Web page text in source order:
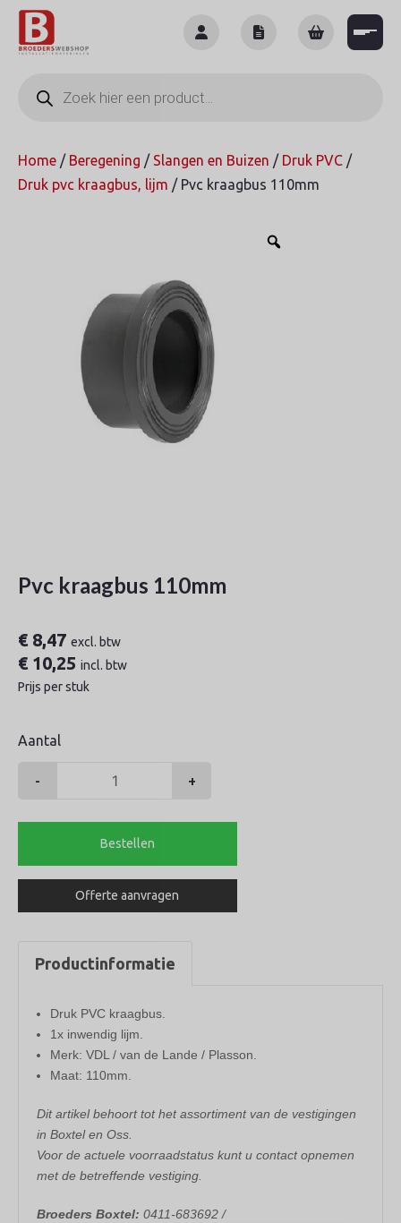
Skip
content
zoeken
Home / Beregening / Slangen en Buizen / Druk PVC /
Druk pvc kraagbus, lijm / Pvc kraagbus 110mm
Pvc kraagbus 110mm
€ 8,47 excl. btw
€ 10,25 incl. btw
Prijs per stuk
Aantal
-
aantal
+
Bestellen
Offerte aanvragen
Productinformatie
Druk PVC kraagbus.
1x inwendig lijm.
Merk: VDL / van de Lande / Plasson.
Maat: 110mm.
Dit artikel behoort tot het assortiment van de vestigingen
in Boxtel en Oss.
Voor de actuele voorraadstatus kunt u contact opnemen
met de betreffende vestiging.
Broeders Boxtel: 0411-683692 /